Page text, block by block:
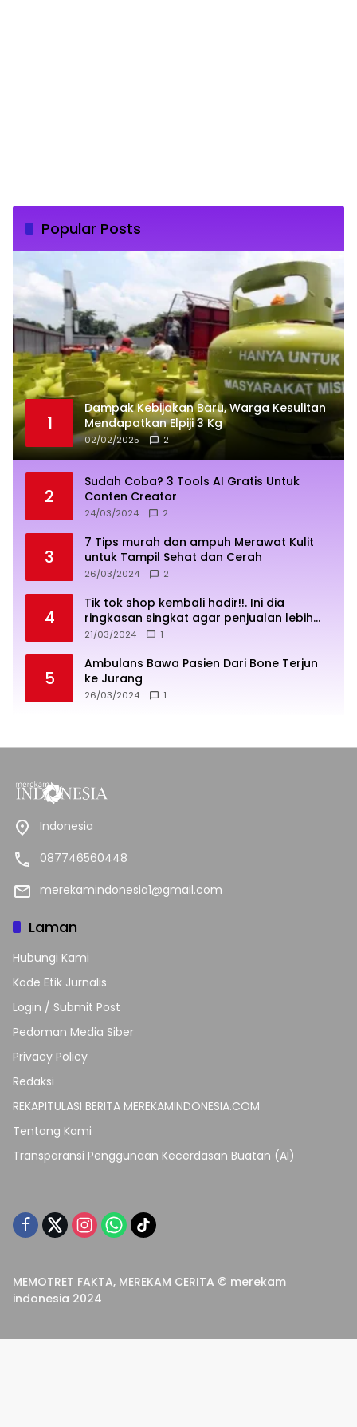
Popular Posts
1
Dampak Kebijakan Baru, Warga Kesulitan
Mendapatkan Elpiji 3 Kg
02/02/2025 2
2
Sudah Coba? 3 Tools AI Gratis Untuk
Conten Creator
24/03/2024 2
3
7 Tips murah dan ampuh Merawat Kulit
untuk Tampil Sehat dan Cerah
26/03/2024 2
4
Tik tok shop kembali hadir!!. Ini dia
ringkasan singkat agar penjualan lebih
sukses
21/03/2024 1
5
Ambulans Bawa Pasien Dari Bone Terjun
ke Jurang
26/03/2024 1
Indonesia
087746560448
merekamindonesia1@gmail.com
Laman
Hubungi Kami
Kode Etik Jurnalis
Login / Submit Post
Pedoman Media Siber
Privacy Policy
Redaksi
REKAPITULASI BERITA MEREKAMINDONESIA.COM
Tentang Kami
Transparansi Penggunaan Kecerdasan Buatan (AI)
MEMOTRET FAKTA, MEREKAM CERITA © merekam
indonesia 2024